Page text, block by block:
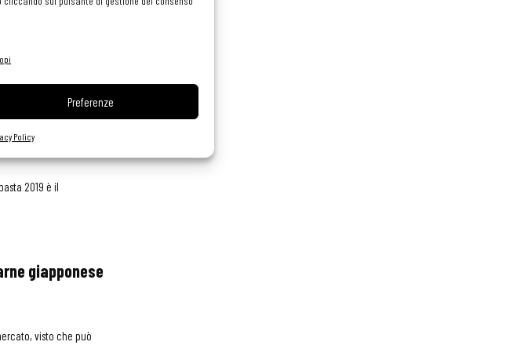
Preferenze
Policy
cocktail bar, uno
della pasta
2019 è il
giapponese
visto che può